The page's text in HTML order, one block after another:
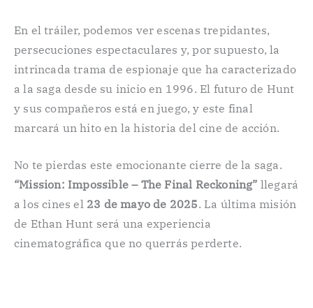
En el tráiler, podemos ver escenas trepidantes,
persecuciones espectaculares y, por supuesto, la
intrincada trama de espionaje que ha caracterizado
a la saga desde su inicio en 1996. El futuro de Hunt
y sus compañeros está en juego, y este final
marcará un hito en la historia del cine de acción.
No te pierdas este emocionante cierre de la saga.
“Mission: Impossible – The Final Reckoning” llegará
a los cines el 23 de mayo de 2025. La última misión
de Ethan Hunt será una experiencia
cinematográfica que no querrás perderte.